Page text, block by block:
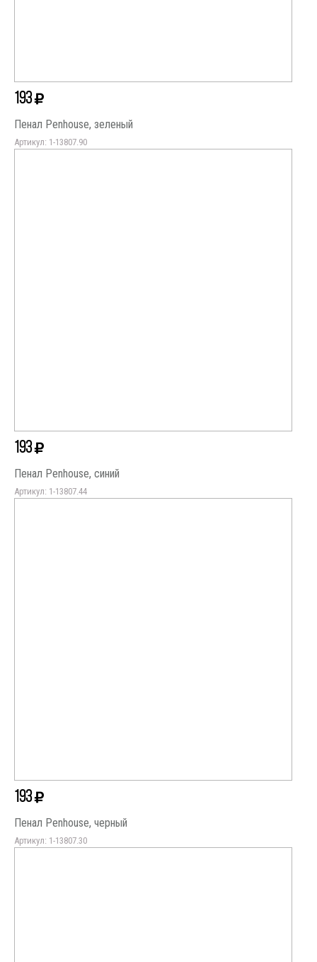
193
Пенал Penhouse, зеленый
Артикул: 1-13807.90
193
Пенал Penhouse, синий
Артикул: 1-13807.44
193
Пенал Penhouse, черный
Артикул: 1-13807.30